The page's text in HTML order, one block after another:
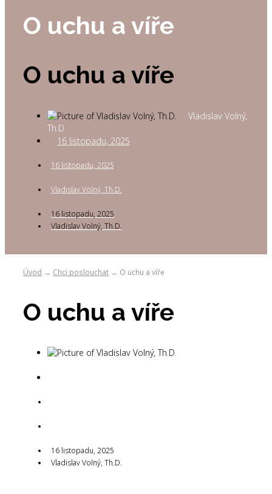
O uchu a víře
O uchu a víře
Vladislav Volný,
Th.D.
16 listopadu, 2025
16 listopadu, 2025
Vladislav Volný, Th.D.
16 listopadu, 2025
Vladislav Volný, Th.D.
Úvod → Chci poslouchat → O uchu a víře
O uchu a víře
16 listopadu, 2025
Vladislav Volný, Th.D.